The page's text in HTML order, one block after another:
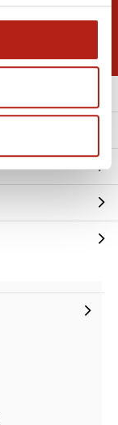
Inschrijven voor
korting